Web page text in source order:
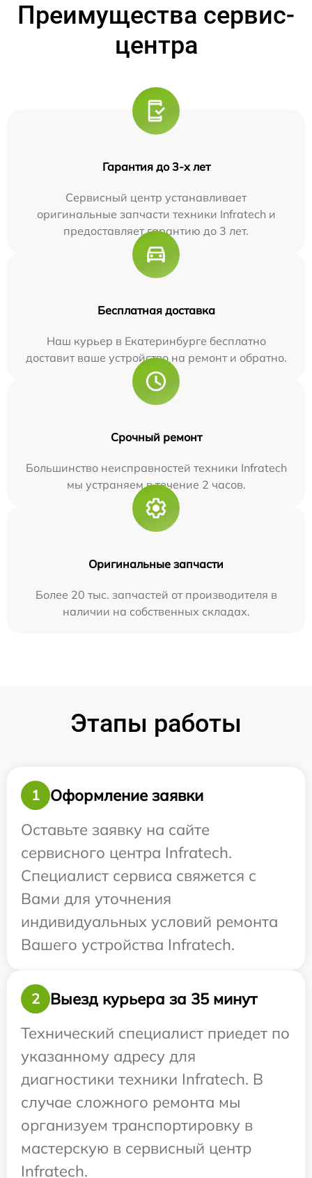
Преимущества сервис-
центра
Гарантия до 3-х лет
Сервисный центр устанавливает
оригинальные запчасти техники Infratech и
предоставляет гарантию до 3 лет.
Бесплатная доставка
Наш курьер в Екатеринбурге бесплатно
доставит ваше устройство на ремонт и обратно.
Срочный ремонт
Большинство неисправностей техники Infratech
мы устраняем в течение 2 часов.
Оригинальные запчасти
Более 20 тыс. запчастей от производителя в
наличии на собственных складах.
Этапы работы
1
Оформление заявки
Оставьте заявку на сайте
сервисного центра Infratech.
Специалист сервиса свяжется с
Вами для уточнения
индивидуальных условий ремонта
Вашего устройства Infratech.
2
Выезд курьера за 35 минут
Технический специалист приедет по
указанному адресу для
диагностики техники Infratech. В
случае сложного ремонта мы
организуем транспортировку в
мастерскую в сервисный центр
Infratech.